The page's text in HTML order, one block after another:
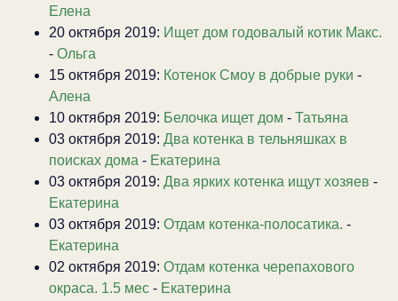
Елена
20 октября 2019: Ищет дом годовалый котик Макс.
- Ольга
15 октября 2019: Котенок Смоу в добрые руки -
Алена
10 октября 2019: Белочка ищет дом - Татьяна
03 октября 2019: Два котенка в тельняшках в
поисках дома - Екатерина
03 октября 2019: Два ярких котенка ищут хозяев -
Екатерина
03 октября 2019: Отдам котенка-полосатика. -
Екатерина
02 октября 2019: Отдам котенка черепахового
окраса. 1.5 мес - Екатерина